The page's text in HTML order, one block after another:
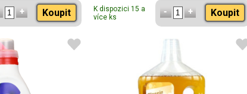
Koupit
K dispozici 15 a
více ks
Koupit